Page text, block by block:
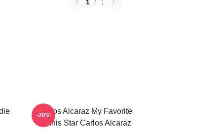
1 / 1
Carlos Alcaraz My Favorite
Tennis Star Carlos Alcaraz
-20%